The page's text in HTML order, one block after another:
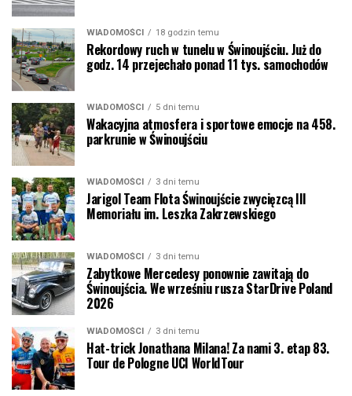
WIADOMOŚCI 18 godzin temu
Rekordowy ruch w tunelu w Świnoujściu. Już do
godz. 14 przejechało ponad 11 tys. samochodów
WIADOMOŚCI 5 dni temu
Wakacyjna atmosfera i sportowe emocje na 458.
parkrunie w Świnoujściu
WIADOMOŚCI 3 dni temu
Jarigol Team Flota Świnoujście zwycięzcą III
Memoriału im. Leszka Zakrzewskiego
WIADOMOŚCI 3 dni temu
Zabytkowe Mercedesy ponownie zawitają do
Świnoujścia. We wrześniu rusza StarDrive Poland
2026
WIADOMOŚCI 3 dni temu
Hat-trick Jonathana Milana! Za nami 3. etap 83.
Tour de Pologne UCI WorldTour